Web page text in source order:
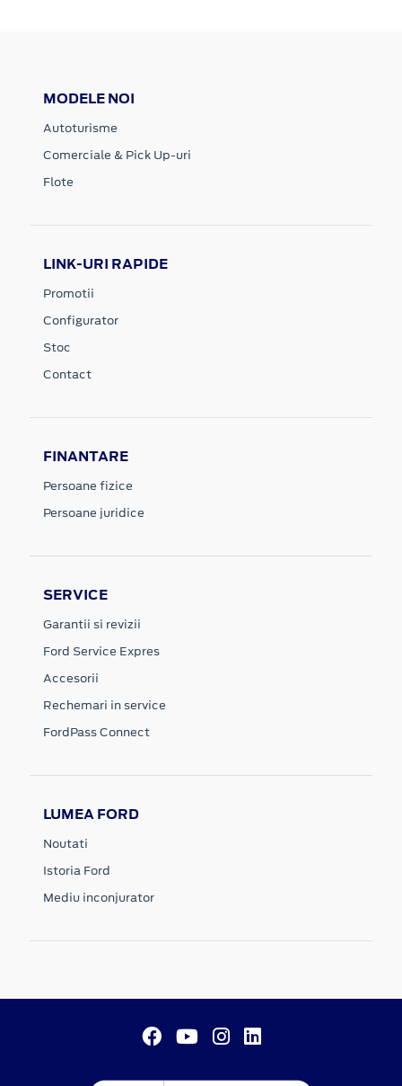
MODELE NOI
Autoturisme
Comerciale & Pick Up-uri
Flote
LINK-URI RAPIDE
Promotii
Configurator
Stoc
Contact
FINANTARE
Persoane fizice
Persoane juridice
SERVICE
Garantii si revizii
Ford Service Expres
Accesorii
Rechemari in service
FordPass Connect
LUMEA FORD
Noutati
Istoria Ford
Mediu inconjurator